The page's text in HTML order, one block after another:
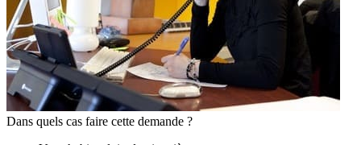
Dans quels cas faire cette demande ?